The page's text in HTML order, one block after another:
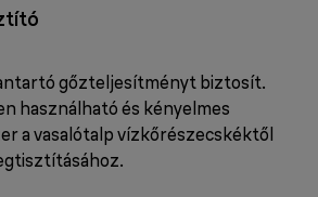
gőzteljesítményt biztosít.
használható és kényelmes
a vasalótalp vízkőrészecskéktől